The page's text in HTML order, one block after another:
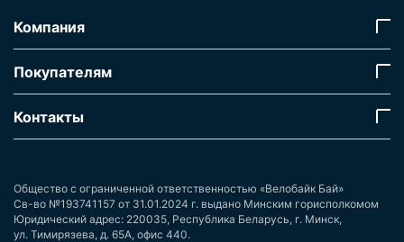
Компания
Покупателям
Контакты
Общество с ограниченной ответственностью «Велобайк Бай»
Св-во №193741157 от 31.01.2024 г. выдано Минским горисполкомом
Юридический адрес: 220035, Республика Беларусь, г. Минск,
ул. Тимирязева, д. 65А, офис 440.